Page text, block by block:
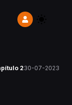
230-07-2023